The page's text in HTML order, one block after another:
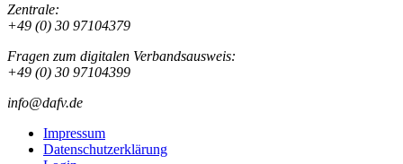
Zentrale:
+49 (0) 30 97104379
Fragen zum digitalen Verbandsausweis:
+49 (0) 30 97104399
info@dafv.de
Impressum
Datenschutzerklärung